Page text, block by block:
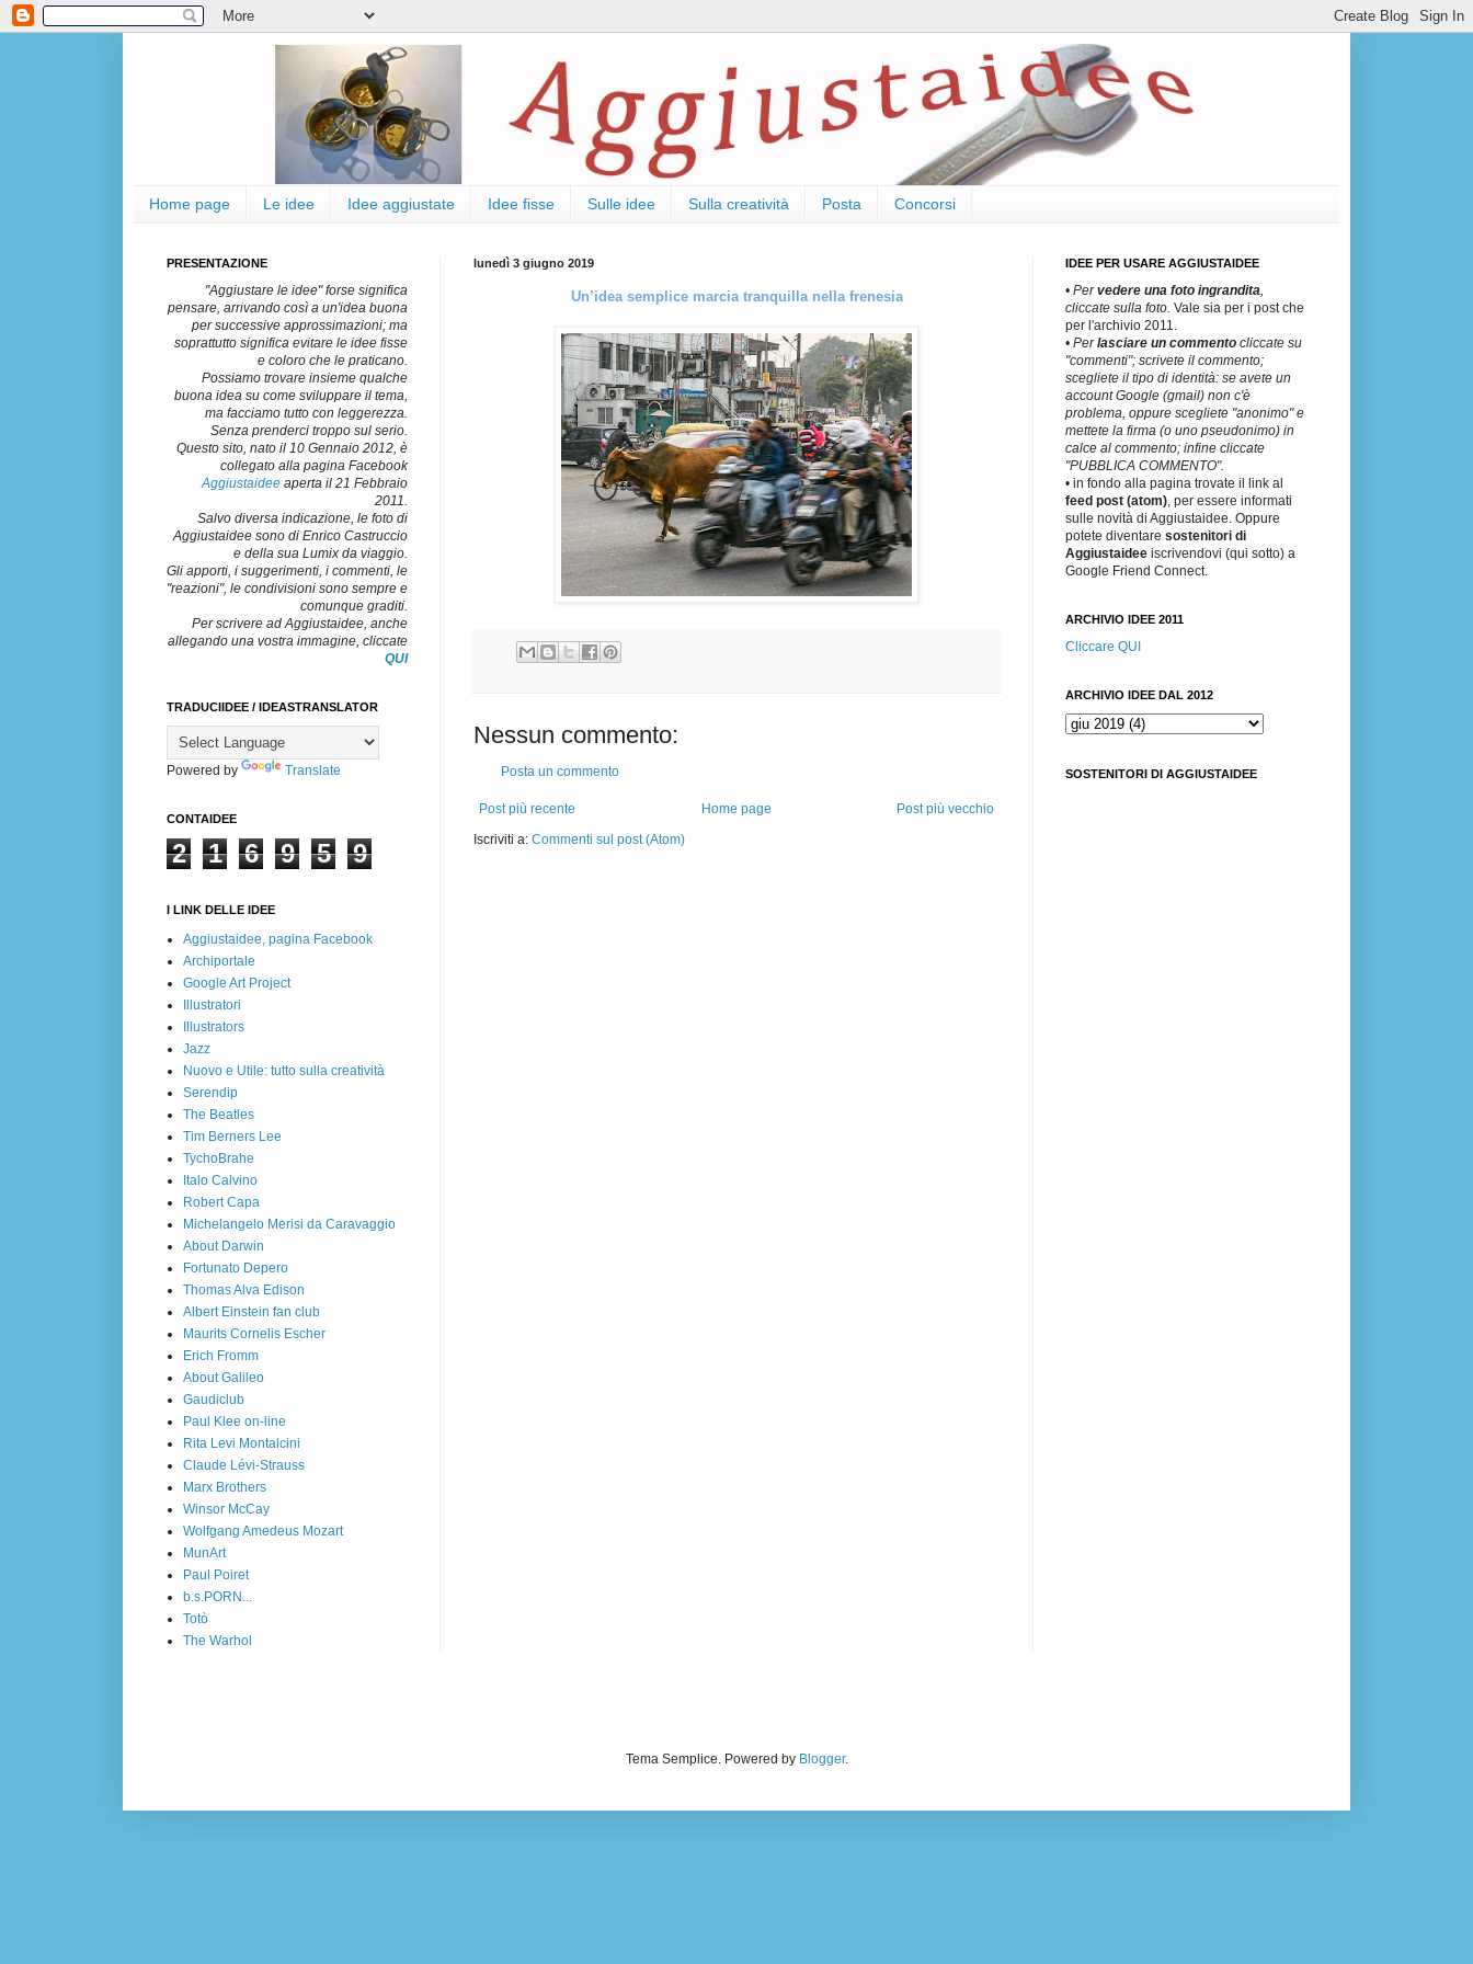
Home page Le idee Idee aggiustate Idee fisse Sulle idee Sulla creatività Posta Concorsi
lunedì 3 giugno 2019
Un’idea semplice marcia tranquilla nella frenesia
Nessun commento:
Posta un commento
Post più recente Post più vecchio
Home page
Iscriviti a: Commenti sul post (Atom)
PRESENTAZIONE
"Aggiustare le idee" forse significa
pensare, arrivando così a un'idea buona
per successive approssimazioni; ma
soprattutto significa evitare le idee fisse
e coloro che le praticano.
Possiamo trovare insieme qualche
buona idea su come sviluppare il tema,
ma facciamo tutto con leggerezza.
Senza prenderci troppo sul serio.
Questo sito, nato il 10 Gennaio 2012, è
collegato alla pagina Facebook
Aggiustaidee aperta il 21 Febbraio
2011.
Salvo diversa indicazione, le foto di
Aggiustaidee sono di Enrico Castruccio
e della sua Lumix da viaggio.
Gli apporti, i suggerimenti, i commenti, le
"reazioni", le condivisioni sono sempre e
comunque graditi.
Per scrivere ad Aggiustaidee, anche
allegando una vostra immagine, cliccate
QUI
TRADUCIIDEE / IDEASTRANSLATOR
Powered by Translate
CONTAIDEE
2 1 6 9 5 9
I LINK DELLE IDEE
Aggiustaidee, pagina Facebook
Archiportale
Google Art Project
Illustratori
Illustrators
Jazz
Nuovo e Utile: tutto sulla creatività
Serendip
The Beatles
Tim Berners Lee
TychoBrahe
Italo Calvino
Robert Capa
Michelangelo Merisi da Caravaggio
About Darwin
Fortunato Depero
Thomas Alva Edison
Albert Einstein fan club
Maurits Cornelis Escher
Erich Fromm
About Galileo
Gaudiclub
Paul Klee on-line
Rita Levi Montalcini
Claude Lévi-Strauss
Marx Brothers
Winsor McCay
Wolfgang Amedeus Mozart
MunArt
Paul Poiret
b.s.PORN...
Totò
The Warhol
IDEE PER USARE AGGIUSTAIDEE
• Pervedere una foto ingrandita
cliccate sulla foto. Vale sia per i post che
per l'archivio 2011.
• Perlasciare un commento cliccate su
"commenti"; scrivete il commento;
scegliete il tipo di identità: se avete un
account Google (gmail) non c'è
problema, oppure scegliete "anonimo" e
mettete la firma (o uno pseudonimo) in
calce al commento; infine cliccate
"PUBBLICA COMMENTO".
• in fondo alla pagina trovate il link al
feed post (atom) , per essere informati
sulle novità di Aggiustaidee. Oppure
potete diventare sostenitori di
Aggiustaidee iscrivendovi (qui sotto) a
Google Friend Connect.
ARCHIVIO IDEE 2011
Cliccare QUI
ARCHIVIO IDEE DAL 2012
SOSTENITORI DI AGGIUSTAIDEE
Tema Semplice. Powered by Blogger.